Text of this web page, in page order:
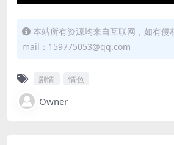
本站所有资源均来自互联网，如有侵
mail：159775053@qq.com
剧情 情色
Owner